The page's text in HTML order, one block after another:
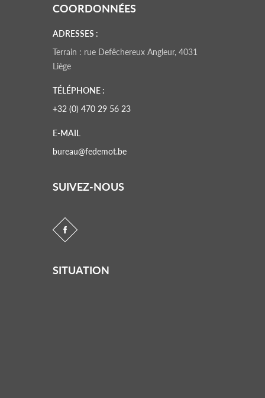
COORDONNÉES
ADRESSES :
Terrain : rue Defêchereux Angleur, 4031
Liège
TÉLÉPHONE :
+32 (0) 470 29 56 23
E-MAIL
bureau@fedemot.be
SUIVEZ-NOUS
SITUATION